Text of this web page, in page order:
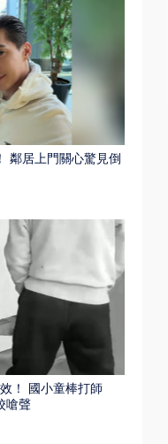
鄰居上門關心驚見倒
！ 國小童棒打師
嗆聲